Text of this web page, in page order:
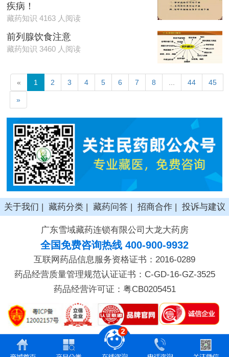
疾病！
藏药知识 4163 人阅读
前列腺饮食注意
藏药知识 3460 人阅读
« 1 2 3 4 5 6 7 8 44 45
»
关于我们 | 藏药分类| 藏药问答| 招商合作| 投诉与建议
广东雪域藏药连锁有限公司大龙大药房
全国免费咨询热线 400-900-9932
互联网药品信息服务资格证书：2016-0289
药品经营质量管理规范认证证书：C-GD-16-GZ-3525
药品经营许可证：粤CB0205451